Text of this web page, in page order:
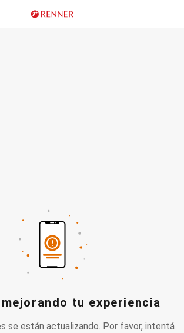
tu experiencia
se están actualizando. Por favor, intentá